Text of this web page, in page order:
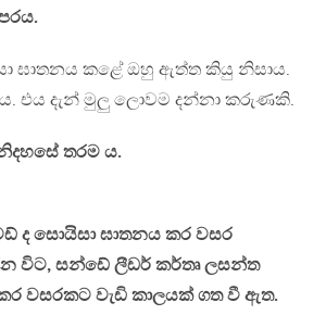
ඝාතනය කළේ ඔහු ඇත්ත කියු නිසාය.
එය දැන් මුලු ලොවම දන්නා කරුණකි.
තරම ය.
ද සොයිසා ඝාතනය කර වසර
විට, සන්ඩේ ලීඩර් කර්තෘ ලසන්ත
වසරකට වැඩි කාලයක් ගත වී ඇත.